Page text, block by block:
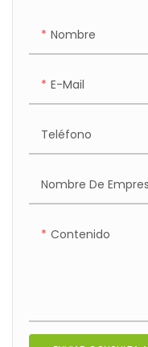
Nombre
E-Mail
Teléfono
Nombre De
Contenido